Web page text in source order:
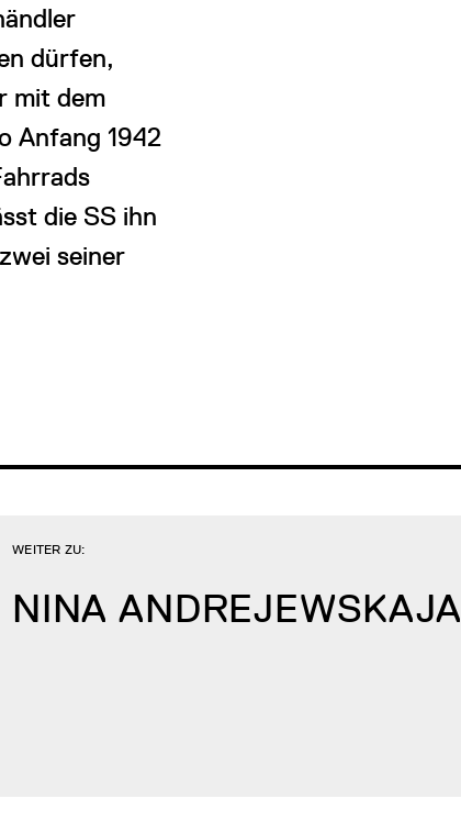
dürfen,
mit dem
Anfang 1942
die SS ihn
seiner
NINA ANDREJEWSKAJA
WEITER ZU: